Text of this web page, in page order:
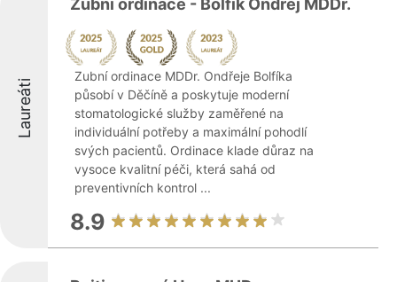
Laureáti
Zubní ordinace - Bolfík Ondřej MDDr.
Zubní ordinace MDDr. Ondřeje Bolfíka
působí v Děčíně a poskytuje moderní
stomatologické služby zaměřené na
individuální potřeby a maximální pohodlí
svých pacientů. Ordinace klade důraz na
vysoce kvalitní péči, která sahá od
preventivních kontrol ...
8.9